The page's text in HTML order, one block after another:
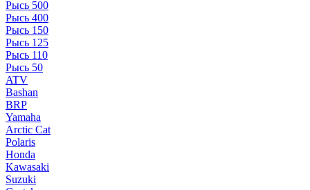
Рысь 500
Рысь 400
Рысь 150
Рысь 125
Рысь 110
Рысь 50
ATV
Bashan
BRP
Yamaha
Arctic Cat
Polaris
Honda
Kawasaki
Suzuki